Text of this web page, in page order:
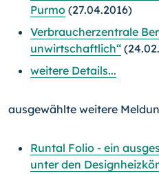
Purmo (27.04.2016)
Verbraucherzentrale
unwirtschaftlich“
weitere Details...
ausgewählte weitere
Runtal Folio - ein
unter den